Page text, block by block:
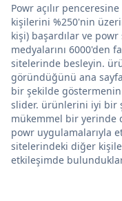
Powr açılır
kişilerini %250'nin
kişi) başardılar ve
medyalarını 6000'den
sitelerinde besleyin.
göründüğünü ana
bir şekilde
slider. ürünlerini iyi bir
mükemmel bir yerinde
powr uygulamalarıyla
sitelerindeki diğer
etkileşimde